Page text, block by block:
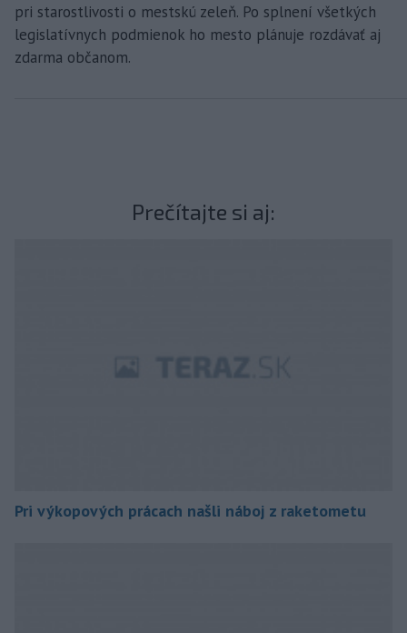
pri starostlivosti o mestskú zeleň. Po splnení všetkých
legislatívnych podmienok ho mesto plánuje rozdávať aj
zdarma občanom.
Prečítajte si aj:
Pri výkopových prácach našli náboj z raketometu